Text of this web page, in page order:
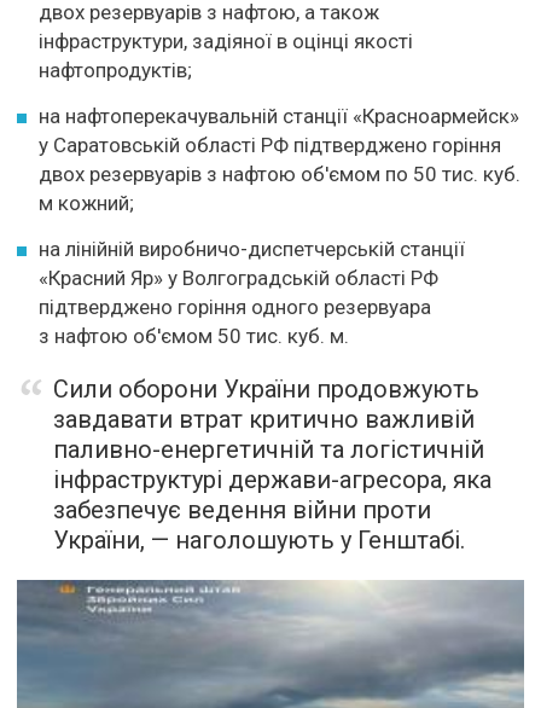
двох резервуарів з нафтою, а також
інфраструктури, задіяної в оцінці якості
нафтопродуктів;
на нафтоперекачувальній станції «Красноармейск»
у Саратовській області РФ підтверджено горіння
двох резервуарів з нафтою об'ємом по 50 тис. куб.
м кожний;
на лінійній виробничо-диспетчерській станції
«Красний Яр» у Волгоградській області РФ
підтверджено горіння одного резервуара
з нафтою об'ємом 50 тис. куб. м.
Сили оборони України продовжують
завдавати втрат критично важливій
паливно-енергетичній та логістичній
інфраструктурі держави-агресора, яка
забезпечує ведення війни проти
України, — наголошують у Генштабі.